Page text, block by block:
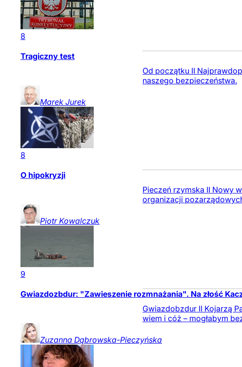
8
Tragiczny test
Od początku II
naszego bezpieczeństwa.
Marek Jurek
8
O hipokryzji
Pieczeń rzymska II Nowy
organizacji
Piotr Kowalczuk
9
Gwiazdozbdur: "Zawieszenie rozmnażania". Na złość
Gwiazdobzdur II Kojarzą
wiem i cóż – mogłabym
Zuzanna Dąbrowska-Pieczyńska